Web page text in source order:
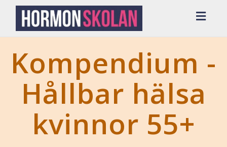
Kompendium -
Hållbar hälsa
kvinnor 55+